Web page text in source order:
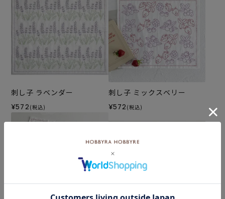
刺し子 ラベンダー
¥572 (税込)
刺し子 ミックスベリー
¥572 (税込)